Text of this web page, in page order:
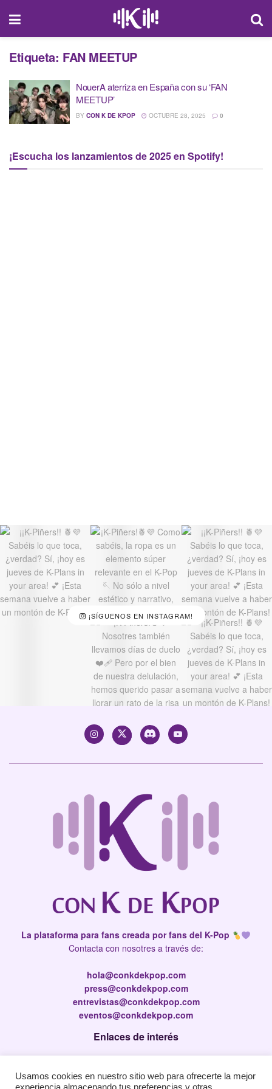
Etiqueta: FAN MEETUP
NouerA aterriza en España con su ‘FAN
MEETUP’
BY CON K DE KPOP OCTUBRE 28, 2025 0
¡Escucha los lanzamientos de 2025 en Spotify!
¡SÍGUENOS EN INSTAGRAM!
La plataforma para fans creada por fans del K-Pop
Contacta con nosotres a través de:
hola@conkdekpop.com
press@conkdekpop.com
entrevistas@conkdekpop.com
eventos@conkdekpop.com
Enlaces de interés
Política de privacidad
Usamos cookies en nuestro sitio web para ofrecerte la mejor